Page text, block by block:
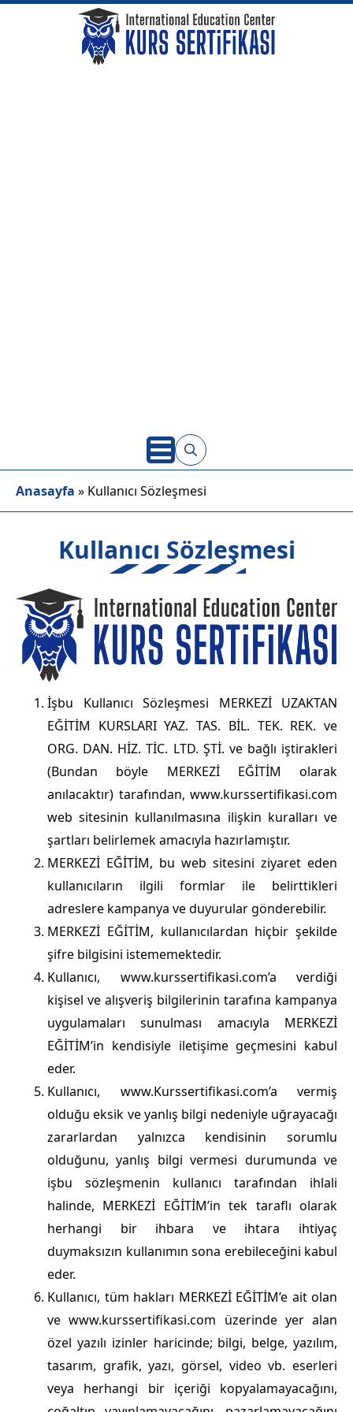
Search
for:
Anasayfa » Kullanıcı Sözleşmesi
Kullanıcı Sözleşmesi
İşbu Kullanıcı Sözleşmesi MERKEZİ UZAKTAN
EĞİTİM KURSLARI YAZ. TAS. BİL. TEK. REK. ve
ORG. DAN. HİZ. TİC. LTD. ŞTİ. ve bağlı iştirakleri
(Bundan böyle MERKEZİ EĞİTİM olarak
anılacaktır) tarafından, www.kurssertifikasi.com
web sitesinin kullanılmasına ilişkin kuralları ve
şartları belirlemek amacıyla hazırlamıştır.
MERKEZİ EĞİTİM, bu web sitesini ziyaret eden
kullanıcıların ilgili formlar ile belirttikleri
adreslere kampanya ve duyurular gönderebilir.
MERKEZİ EĞİTİM, kullanıcılardan hiçbir şekilde
şifre bilgisini istememektedir.
Kullanıcı, www.kurssertifikasi.com’a verdiği
kişisel ve alışveriş bilgilerinin tarafına kampanya
uygulamaları sunulması amacıyla MERKEZİ
EĞİTİM’in kendisiyle iletişime geçmesini kabul
eder.
Kullanıcı, www.Kurssertifikasi.com’a vermiş
olduğu eksik ve yanlış bilgi nedeniyle uğrayacağı
zararlardan yalnızca kendisinin sorumlu
olduğunu, yanlış bilgi vermesi durumunda ve
işbu sözleşmenin kullanıcı tarafından ihlali
halinde, MERKEZİ EĞİTİM’in tek taraflı olarak
herhangi bir ihbara ve ihtara ihtiyaç
duymaksızın kullanımın sona erebileceğini kabul
eder.
Kullanıcı, tüm hakları MERKEZİ EĞİTİM’e ait olan
ve www.kurssertifikasi.com üzerinde yer alan
özel yazılı izinler haricinde; bilgi, belge, yazılım,
tasarım, grafik, yazı, görsel, video vb. eserleri
veya herhangi bir içeriği kopyalamayacağını,